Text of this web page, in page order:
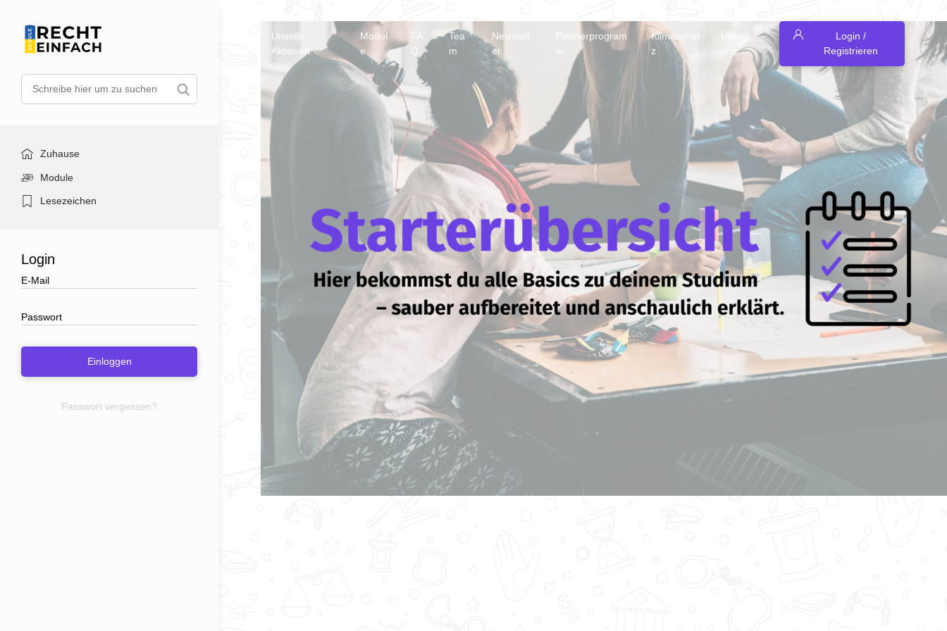
Zuhause
Module
Lesezeichen
Login
Einloggen
Passwort vergessen?
Unsere
Aktionen
Modul
e
FA
Q
Tea
m
Newslett
er
Partnerprogram
m
Klimaschut
z
Über
uns
Login /
Registrieren